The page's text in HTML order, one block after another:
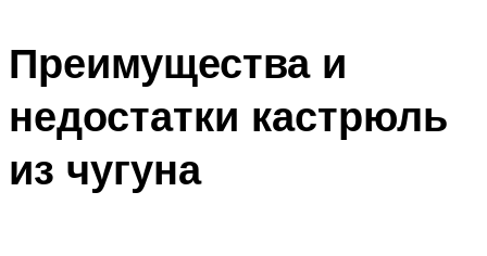
Преимущества и
недостатки кастрюль
из чугуна